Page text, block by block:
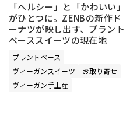
「ヘルシー」と「かわいい」
がひとつに。ZENBの新作ド
ーナツが映し出す、プラント
ベーススイーツの現在地
プラントベース
ヴィーガンスイーツ
お取り寄せ
ヴィーガン手土産